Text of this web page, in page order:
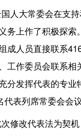
大常委会在支持
务上作了积极探索
成人员直接联系
工作委员会联系相
分发挥代表的专业
表列席常委会会议
改代表法为契机